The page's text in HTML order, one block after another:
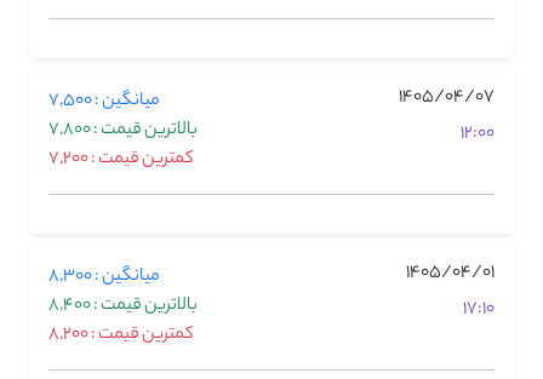
1405/04/07
12:00
میانگین : 7,500
بالاترین قیمت : 7,800
کمترین قیمت : 7,200
1405/04/01
17:10
میانگین : 8,300
بالاترین قیمت : 8,400
کمترین قیمت : 8,200